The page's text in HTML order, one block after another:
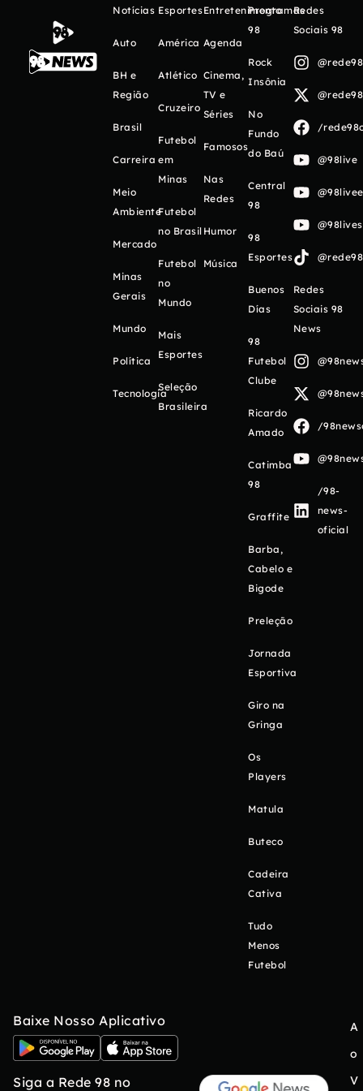
Notícias
Auto
BH e
Região
Brasil
Carreira
Meio
Ambiente
Mercado
Minas
Gerais
Mundo
Política
Tecnologia
Esportes
América
Atlético
Cruzeiro
Futebol
em
Minas
Futebol
no Brasil
Futebol
no
Mundo
Mais
Esportes
Seleção
Brasileira
Entretenimento
Agenda
Cinema,
TV e
Séries
Famosos
Nas
Redes
Humor
Música
Programas
98
Rock
Insônia
No
Fundo
do Baú
Central
98
98
Esportes
Buenos
Días
98
Futebol
Clube
Ricardo
Amado
Catimba
98
Graffite
Barba,
Cabelo e
Bigode
Preleção
Jornada
Esportiva
Giro na
Gringa
Os
Players
Matula
Buteco
Cadeira
Cativa
Tudo
Menos
Futebol
Redes
Sociais 98
/
@98live
Redes
Sociais 98
News
/
/98-
news-
oficial
Baixe Nosso Aplicativo
Siga a Rede 98 no
A
o
V